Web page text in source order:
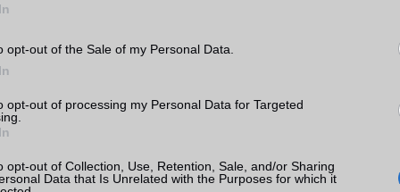
opt-out of the Sale of my Personal Data.
opt-out of processing my Personal Data for Targeted
opt-out of Collection, Use, Retention, Sale, and/or Sharing
Data that Is Unrelated with the Purposes for which it
Wi-Fi HotSpot Nincs
NFC Nincs